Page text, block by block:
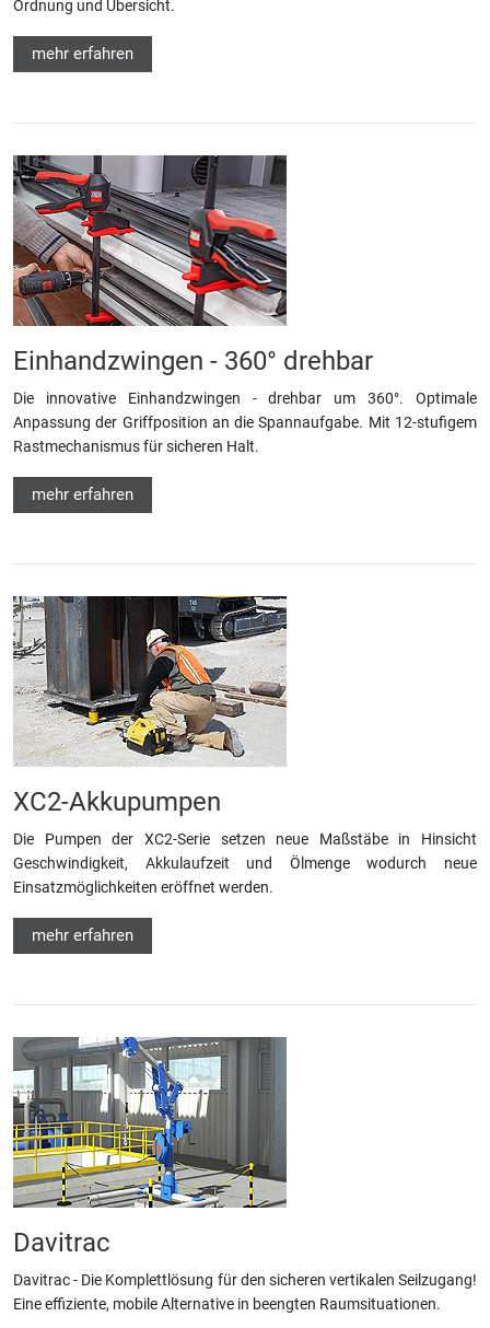
Ordnung und Übersicht.
mehr erfahren
Einhandzwingen - 360° drehbar
Die innovative Einhandzwingen - drehbar um 360°. Optimale
Anpassung der Griffposition an die Spannaufgabe. Mit 12-stufigem
Rastmechanismus für sicheren Halt.
mehr erfahren
XC2-Akkupumpen
Die Pumpen der XC2-Serie setzen neue Maßstäbe in Hinsicht
Geschwindigkeit, Akkulaufzeit und Ölmenge wodurch neue
Einsatzmöglichkeiten eröffnet werden.
mehr erfahren
Davitrac
Davitrac - Die Komplettlösung für den sicheren vertikalen Seilzugang!
Eine effiziente, mobile Alternative in beengten Raumsituationen.